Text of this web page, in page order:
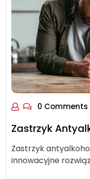
0 Comments
Zastrzyk
Zastrzyk
innowacyjne